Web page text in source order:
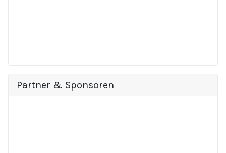
Partner & Sponsoren